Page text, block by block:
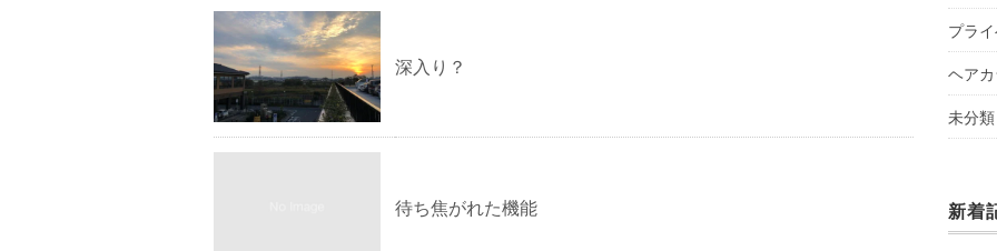
深入り？
待ち焦がれた機能
プラ
ヘア
未分類
新着